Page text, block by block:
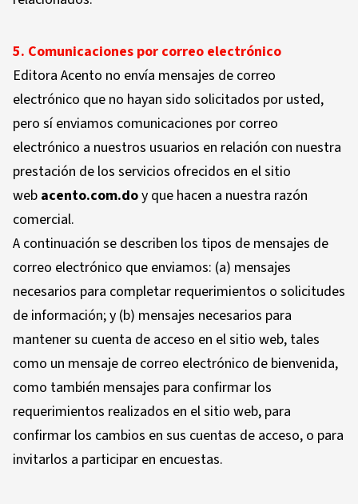
5. Comunicaciones por correo electrónico
Editora Acento no envía mensajes de correo
electrónico que no hayan sido solicitados por usted,
pero sí enviamos comunicaciones por correo
electrónico a nuestros usuarios en relación con nuestra
prestación de los servicios ofrecidos en el sitio
web acento.com.doy que hacen a nuestra razón
comercial.
A continuación se describen los tipos de mensajes de
correo electrónico que enviamos: (a) mensajes
necesarios para completar requerimientos o solicitudes
de información; y (b) mensajes necesarios para
mantener su cuenta de acceso en el sitio web, tales
como un mensaje de correo electrónico de bienvenida,
como también mensajes para confirmar los
requerimientos realizados en el sitio web, para
confirmar los cambios en sus cuentas de acceso, o para
invitarlos a participar en encuestas.